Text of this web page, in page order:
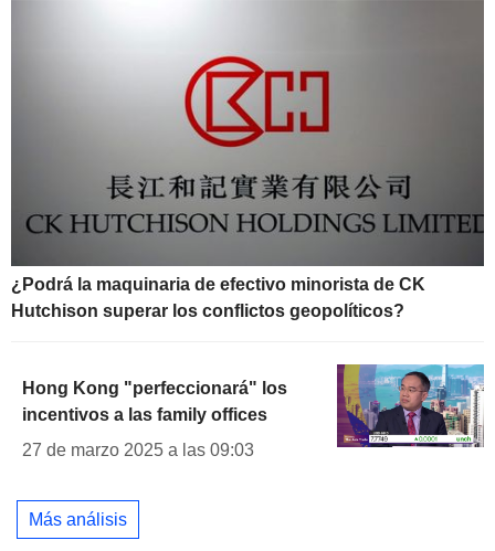
¿Podrá la maquinaria de efectivo minorista de CK
Hutchison superar los conflictos geopolíticos?
Hong Kong "perfeccionará" los
incentivos a las family offices
27 de marzo 2025 a las 09:03
Más análisis